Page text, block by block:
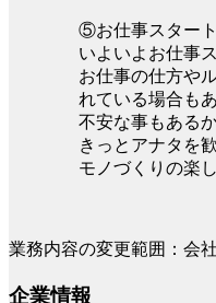
⑤お仕事スタート
いよいよお仕事
お仕事の仕方や
れている場合も
不安な事もある
きっとアナタを
モノづくりの楽
業務内容の変更範囲：会
企業情報